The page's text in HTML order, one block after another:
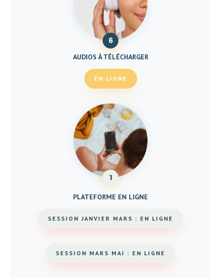
6
AUDIOS À TÉLÉCHARGER
EN LIGNE
1
PLATEFORME EN LIGNE
SESSION JANVIER MARS : EN LIGNE
SESSION MARS MAI : EN LIGNE